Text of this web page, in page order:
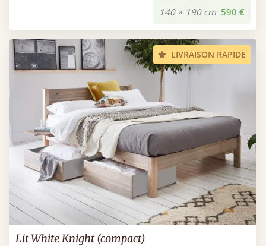
140 × 190 cm 590 €
LIVRAISON RAPIDE
Lit White Knight (compact)